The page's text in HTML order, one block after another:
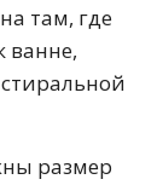
там, где
ванне,
размер